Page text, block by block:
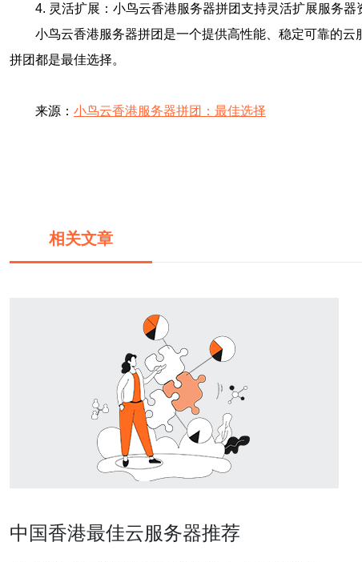
4. 灵活扩展：小鸟云香港服务器拼团支持灵活扩展服务
小鸟云香港服务器拼团是一个提供高性能、稳定可靠的
拼团都是最佳选择。
来源： 小鸟云香港服务器拼团：最佳选择
相关文章
中国香港最佳云服务器推荐